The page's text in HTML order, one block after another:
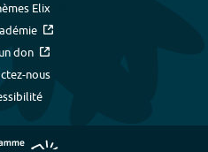
Elix
don
nous